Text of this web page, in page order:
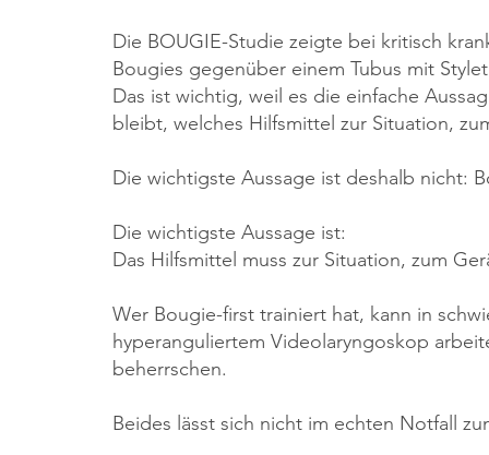
Die BOUGIE-Studie zeigte bei kritisch
Bougies gegenüber einem Tubus mit
Das ist wichtig, weil es die einfache
bleibt, welches Hilfsmittel zur Situation,
Die wichtigste Aussage ist deshalb nicht:
Die wichtigste Aussage ist:
Das Hilfsmittel muss zur Situation, zum
Wer Bougie-first trainiert hat, kann in
hyperanguliertem Videolaryngoskop
beherrschen.
Beides lässt sich nicht im echten Notfall